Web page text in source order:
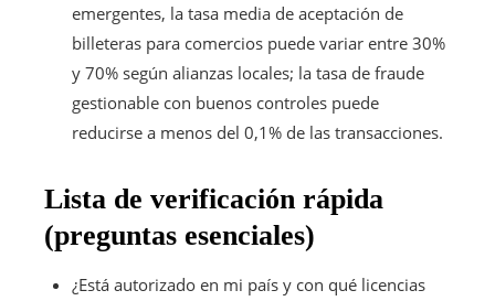
emergentes, la tasa media de aceptación de
billeteras para comercios puede variar entre 30%
y 70% según alianzas locales; la tasa de fraude
gestionable con buenos controles puede
reducirse a menos del 0,1% de las transacciones.
Lista de verificación rápida
(preguntas esenciales)
¿Está autorizado en mi país y con qué licencias